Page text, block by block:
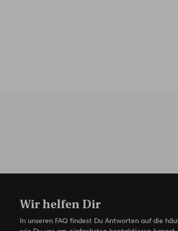
Wir helfen Dir
In unseren FAQ findest Du Antworten auf die